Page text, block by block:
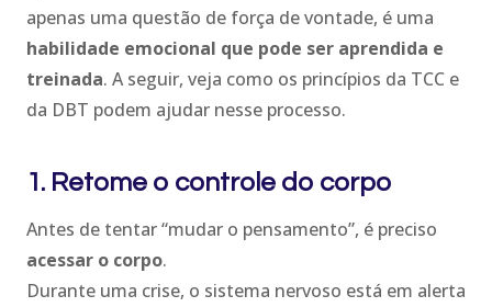
apenas uma questão de força de vontade, é uma
habilidade emocional que pode ser aprendida e
treinada. A seguir, veja como os princípios da TCC e
da DBT podem ajudar nesse processo.
1. Retome o controle do corpo
Antes de tentar “mudar o pensamento”, é preciso
acessar o corpo.
Durante uma crise, o sistema nervoso está em alerta